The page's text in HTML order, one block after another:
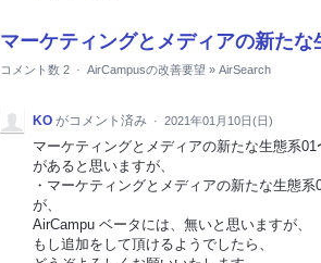
マーケティングとメディアの新たな
コメント数 2 · AirCampusの改善要望 » AirSearch
KO がコメント済み · 2021年01月10日(日)
マーケティングとメディアの新たな生態系01
があると思いますが、
・マーケティングとメディアの新たな生態系
が、
AirCampu ベータには、無いと思いますが、
もし追加をして頂けるようでしたら、